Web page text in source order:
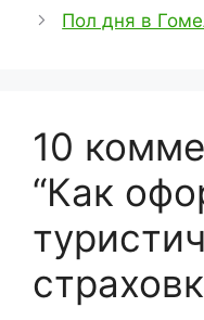
Пол дня в
10
“Как